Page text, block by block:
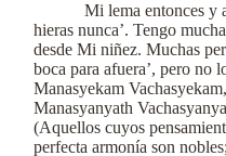
Mi lema entonces y
hieras nunca’. Tengo
desde Mi niñez. Muchas
boca para afuera’, pero no
Manasyekam
Manasyanyath
(Aquellos cuyos
perfecta armonía son